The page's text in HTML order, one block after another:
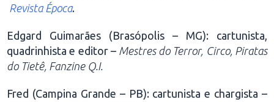
Revista Época.
Edgard Guimarães (Brasópolis – MG): cartunista,
quadrinhista e editor – Mestres do Terror, Circo, Piratas
do Tietê, Fanzine Q.I.
Fred (Campina Grande – PB): cartunista e chargista –